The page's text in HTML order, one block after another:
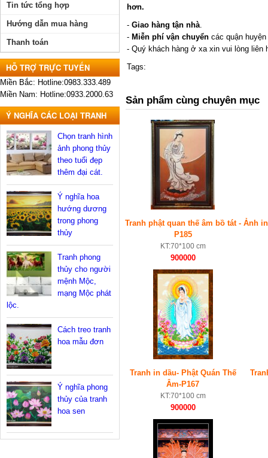
hơn.
- Giao hàng tận nhà.
- Miễn phí vận chuyển các quận
- Quý khách hàng ở xa xin vui lòng
Tags:
Sản phẩm cùng chuyên mục
Tranh phật quan thế âm bồ tát -
P185
KT:70*100 cm
900000
Ảnh
Tranh in dầu- Phật Quán Thế
Âm-P167
KT:70*100 cm
900000
Tin tức tổng hợp
Hướng dẫn mua hàng
Thanh toán
HỖ TRỢ TRỰC TUYẾN
Miền Bắc: Hotline:0983.333.489
Miền Nam: Hotline:0933.2000.63
Ý NGHĨA CÁC LOẠI TRANH
Chọn tranh hình
ảnh phong thủy
theo tuổi đẹp
thêm đại cát.
Ý nghĩa hoa
hướng dương
trong phong
thủy
Tranh phong
thủy cho người
mệnh Mộc,
mạng Mộc phát
lộc.
Cách treo tranh
hoa mẫu đơn
Ý nghĩa phong
thủy của tranh
hoa sen